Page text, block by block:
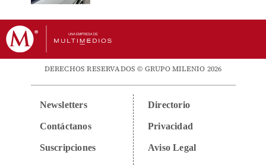
DERECHOS RESERVADOS © GRUPO MILENIO 2026
Newsletters
Contáctanos
Suscripciones
Directorio
Privacidad
Aviso Legal